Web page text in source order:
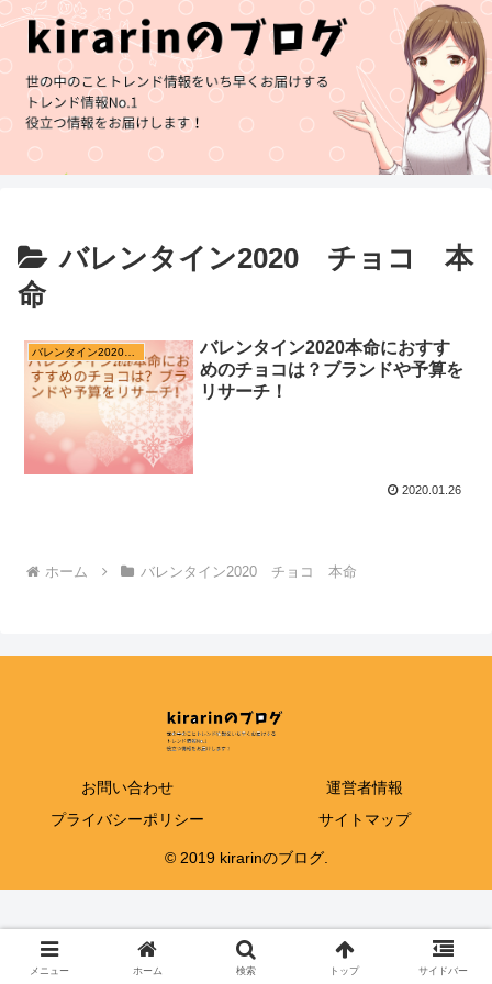
バレンタイン2020 チョコ 本
命
バレンタイン2020 チョコ 本命
バレンタイン2020本命におすす
めのチョコは？ブランドや予算を
リサーチ！
2020.01.26
ホーム バレンタイン2020 チョコ 本命
お問い合わせ
運営者情報
プライバシーポリシー
サイトマップ
© 2019 kirarinのブログ.
メニュー ホーム 検索 トップ サイドバー